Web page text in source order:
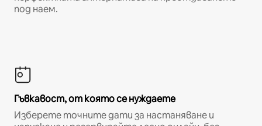
под наем.
Гъвкавост, от която се нуждаете
Изберете точните дати за настаняване и